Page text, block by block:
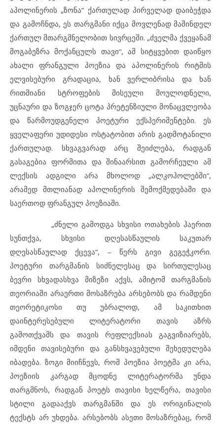
აპოლინერის „ზონა“ ქართულად პირველად დაიბეჭდა
და გამოჩნდა, ეს თარგმანი იქცა მოვლენად მაშინდელ
ქართულ მთარგმნელობით სივრცეში. „ძველმა ქვეყანამ
მოგაბეზრა მოქანცულს თავი“, ამ სიტყვებით დაიწყო
ახალი ფრანგული პოეზია და აპოლინერის რიტმის
ელვისებური გრადაცია, ხან ვერლიბრისა და ხან
რითმიანი სტროფების მისეული მოულოდნელი,
უცნაური და ზოგჯერ ცოტა პრეტენზიული მონაცვლეობა
და წარმოუდგენელი პოეტური ექსპერიმენტები. ეს
ყველაფერი უდიდესი ოსტატობით არის გადმოტანილი
ქართულად. სხვაგვარად არც შეიძლება, რადგან
გასაგებია ფორმითა და შინაარსით გამორჩეული ამ
ლექსის ადგილი არა მხოლოდ „ალკოჰოლებში“,
არამედ მთლიანად აპოლინერის შემოქმედებაში და
საერთოდ ფრანგულ პოეზიაში.
„ძნელი გამოდგა სხვისი ოთახების ჰაერით
სუნთქვა, სხვისი დღესასწაულის საკუთარ
დღესასწაულად ქცევა“, – წერს გივი გეგეჭკორი.
პოეტური თარგმანის სიძნელესაც და სირთულესაც
ბევრი სხვადასხვა მიზეზი აქვს, ამიტომ თარგმანის
თეორიაში არაერთი მოსაზრება არსებობს და რამდენი
თეორეტიკოსი თუ უბრალოდ, ამ საკითხით
დაინტერესებული ლიტერატორი თავის აზრს
გამოთქვამს და თავის რეფლექსიას გაგვიზიარებს,
იმდენი თავისებური და განსხვავებული შეხედულება
იბადება. ზოგი მიიჩნევს, რომ პოეზია პოეტმა კი არა,
პოეზიის კარგად მცოდნე ლიტერატორმა უნდა
თარგმნოს, რადგან პოეტს თავისი ხელწერა, თავისი
სტილი გადააქვს თარგმანში და ეს ორიგინალის
ტექსტს არ უხდება. არსებობს ასეთი მოსაზრებაც, რომ